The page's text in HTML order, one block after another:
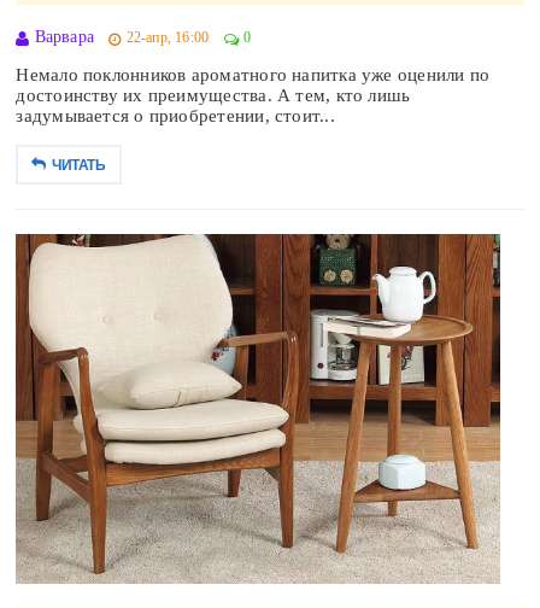
Варвара 22-апр, 16:00 0
Немало поклонников ароматного напитка уже оценили по
достоинству их преимущества. А тем, кто лишь
задумывается о приобретении, стоит...
ЧИТАТЬ